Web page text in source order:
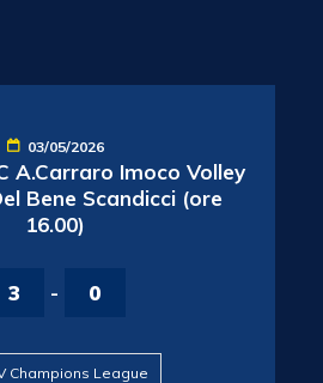
03/05/2026
A.Carraro Imoco Volley
Bene Scandicci (ore
16.00)
3 - 0
Champions League